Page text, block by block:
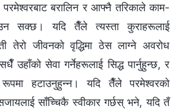
बरालिन र आफ्नै तरिकाले काम-
सक्छ। यदि तैँले त्यस्ता कुराहरूलाई
तेरो जीवनको वृद्धिमा ठेस लाग्ने अवरोध
उहाँको सेवा गर्नेहरूलाई सिद्ध पार्नुहुन्छ, र
रूपमा हटाउनुहुन्न। यदि तैँले परमेश्‍वरको
साँच्चिकै स्वीकार गर्छस् भने, यदि तँ